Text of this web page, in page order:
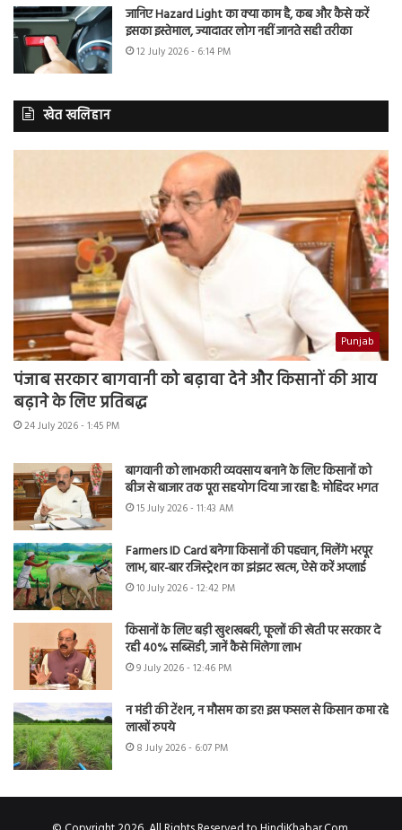
जानिए Hazard Light का क्या काम है, कब और कैसे करें
इसका इस्तेमाल, ज्यादातर लोग नहीं जानते सही तरीका
12 July 2026 - 6:14 PM
खेत खलिहान
Punjab
पंजाब सरकार बागवानी को बढ़ावा देने और किसानों की आय
बढ़ाने के लिए प्रतिबद्ध
24 July 2026 - 1:45 PM
बागवानी को लाभकारी व्यवसाय बनाने के लिए किसानों को
बीज से बाजार तक पूरा सहयोग दिया जा रहा है: मोहिंदर भगत
15 July 2026 - 11:43 AM
Farmers ID Card बनेगा किसानों की पहचान, मिलेंगे भरपूर
लाभ, बार-बार रजिस्ट्रेशन का झंझट खत्म, ऐसे करें अप्लाई
10 July 2026 - 12:42 PM
किसानों के लिए बड़ी खुशखबरी, फूलों की खेती पर सरकार दे
रही 40% सब्सिडी, जानें कैसे मिलेगा लाभ
9 July 2026 - 12:46 PM
न मंडी की टेंशन, न मौसम का डर! इस फसल से किसान कमा रहे
लाखों रुपये
8 July 2026 - 6:07 PM